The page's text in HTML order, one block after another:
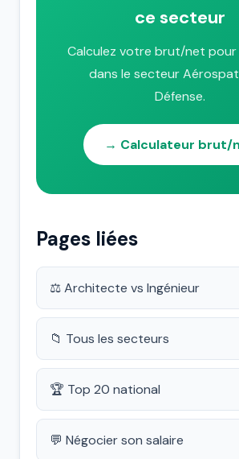
ce secteur
Calculez votre brut/net
dans le secteur
Défense.
→ Calculateur brut/
Pages liées
⚖️ Architecte vs Ingénieur
📁 Tous les secteurs
🏆 Top 20 national
💬 Négocier son salaire